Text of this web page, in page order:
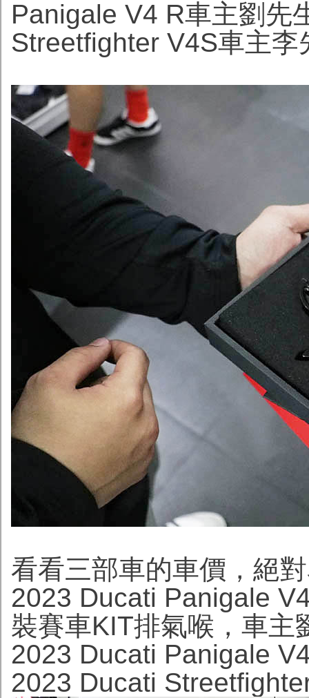
Panigale V4 R車主劉先
Streetfighter V4S車主李
看看三部車的車價，絕
2023 Ducati Panigale
裝賽車KIT排氣喉，車主
2023 Ducati Panigale
2023 Ducati